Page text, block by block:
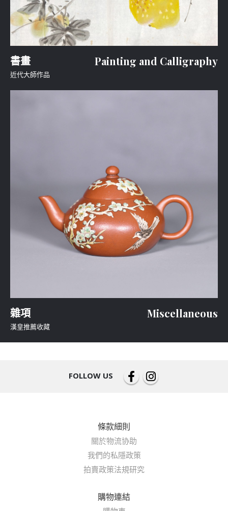
書畫 Painting and Calligraphy
近代大師作品
雜項 Miscellaneous
漢皇推薦收藏
FOLLOW US
條款細則
關於物流协助
我們的私隱政策
拍賣政策法規研究
購物連結